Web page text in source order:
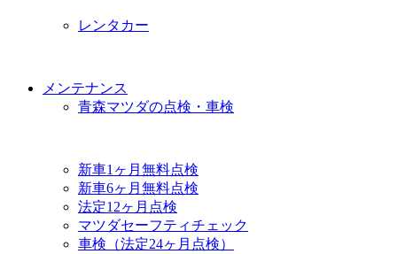
レンタカー
メンテナンス
青森マツダの点検・車検
新車1ヶ月無料点検
新車6ヶ月無料点検
法定12ヶ月点検
マツダセーフティチェック
車検（法定24ヶ月点検）